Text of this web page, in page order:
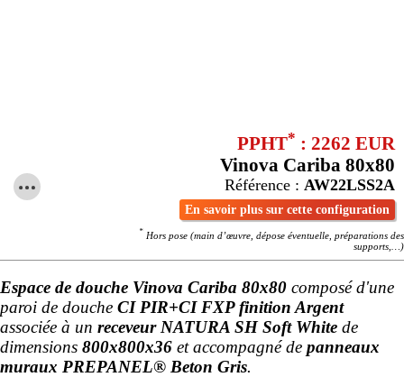
PPHT* : 2262 EUR
Vinova Cariba 80x80
Référence : AW22LSS2A
En savoir plus sur cette configuration
* Hors pose (main d’œuvre, dépose éventuelle, préparations des
supports,…)
Espace de douche Vinova Cariba 80x80 composé d'une
paroi de douche CI PIR+CI FXP finition Argent
associée à un receveur NATURA SH Soft White de
dimensions 800x800x36 et accompagné de panneaux
muraux PREPANEL® Beton Gris.